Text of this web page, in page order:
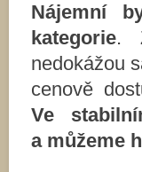
Nájemní
kategorie.
nedokážou
cenově
Ve
a můžeme